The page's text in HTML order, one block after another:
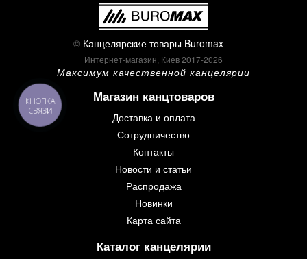
© Канцелярские товары Buromax
Интернет-магазин, Киев 2017-2026
Максимум качественной канцелярии
Магазин канцтоваров
Доставка и оплата
Сотрудничество
Контакты
Новости и статьи
Распродажа
Новинки
Карта сайта
Каталог канцелярии
КНОПКА
СВЯЗИ